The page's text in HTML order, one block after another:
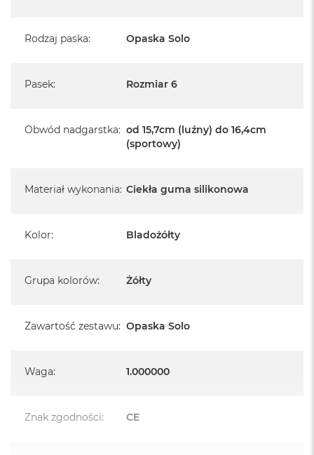
Rodzaj paska: Opaska Solo
Pasek: Rozmiar 6
Obwód nadgarstka: od 15,7cm (luźny) do 16,4cm
(sportowy)
Materiał wykonania: Ciekła guma silikonowa
Kolor: Bladożółty
Grupa kolorów: Żółty
Zawartość zestawu: Opaska Solo
Waga: 1.000000
Znak zgodności: CE